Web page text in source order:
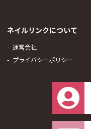
ネイルリンクについて
運営会社
プライバシーポリシー